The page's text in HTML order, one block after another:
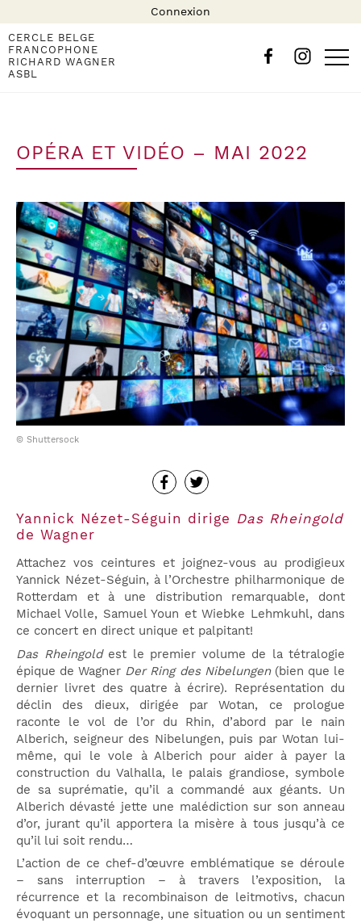
Connexion
CERCLE BELGE
FRANCOPHONE
RICHARD WAGNER
ASBL
OPÉRA ET VIDÉO – MAI 2022
© Shuttersock
Yannick Nézet-Séguin dirige Das Rheingold
de Wagner
Attachez vos ceintures et joignez-vous au prodigieux
Yannick Nézet-Séguin, à l’Orchestre philharmonique de
Rotterdam et à une distribution remarquable, dont
Michael Volle, Samuel Youn et Wiebke Lehmkuhl, dans
ce concert en direct unique et palpitant!
Das Rheingoldest le premier volume de la tétralogie
épique de Wagner Der Ring des Nibelungen(bien que le
dernier livret des quatre à écrire). Représentation du
déclin des dieux, dirigée par Wotan, ce prologue
raconte le vol de l’or du Rhin, d’abord par le nain
Alberich, seigneur des Nibelungen, puis par Wotan lui-
même, qui le vole à Alberich pour aider à payer la
construction du Valhalla, le palais grandiose, symbole
de sa suprématie, qu’il a commandé aux géants. Un
Alberich dévasté jette une malédiction sur son anneau
d’or, jurant qu’il apportera la misère à tous jusqu’à ce
qu’il lui soit rendu…
L’action de ce chef-d’œuvre emblématique se déroule
– sans interruption – à travers l’exposition, la
récurrence et la recombinaison de leitmotivs, chacun
évoquant un personnage, une situation ou un sentiment